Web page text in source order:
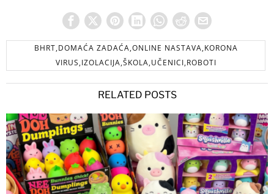
BHRT,DOMAĆA ZADAĆA,ONLINE NASTAVA,KORONA
VIRUS,IZOLACIJA,ŠKOLA,UČENICI,ROBOTI
RELATED POSTS